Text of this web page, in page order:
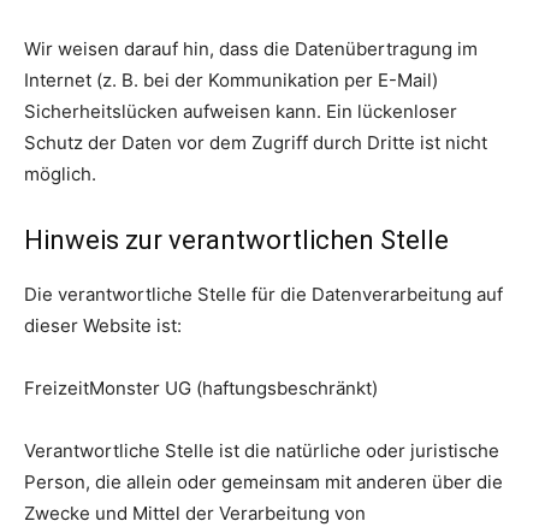
Wir weisen darauf hin, dass die Datenübertragung im
Internet (z. B. bei der Kommunikation per E-Mail)
Sicherheitslücken aufweisen kann. Ein lückenloser
Schutz der Daten vor dem Zugriff durch Dritte ist nicht
möglich.
Hinweis zur verantwortlichen Stelle
Die verantwortliche Stelle für die Datenverarbeitung auf
dieser Website ist:
FreizeitMonster UG (haftungsbeschränkt)
Verantwortliche Stelle ist die natürliche oder juristische
Person, die allein oder gemeinsam mit anderen über die
Zwecke und Mittel der Verarbeitung von